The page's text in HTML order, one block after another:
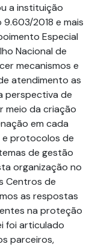
a instituição
2018 e mais
Especial
Nacional de
mecanismos e
atendimento as
perspectiva de
meio da criação
em cada
e protocolos de
de gestão
organização no
Centros de
as respostas
na proteção
foi articulado
parceiros,